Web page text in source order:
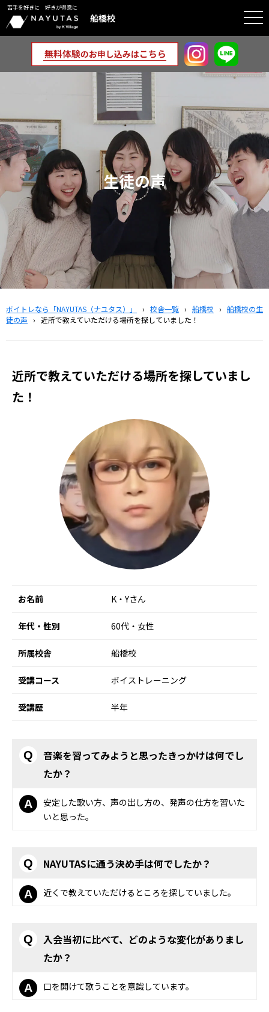
苦手を好きに 好きが得意に
船橋校
生徒の声
ボイトレなら「NAYUTAS（ナユタス）」 › 校舎一覧 › 船橋校 › 船橋校の生
徒の声 › 近所で教えていただける場所を探していました！
近所で教えていただける場所を探していまし
た！
お名前 K・Yさん
年代・性別 60代・女性
所属校舎 船橋校
受講コース ボイストレーニング
受講歴 半年
Q
音楽を習ってみようと思ったきっかけは何でし
たか？
A
安定した歌い方、声の出し方の、発声の仕方を習いた
いと思った。
Q NAYUTASに通う決め手は何でしたか？
A 近くで教えていただけるところを探していました。
Q
入会当初に比べて、どのような変化がありまし
たか？
A 口を開けて歌うことを意識しています。